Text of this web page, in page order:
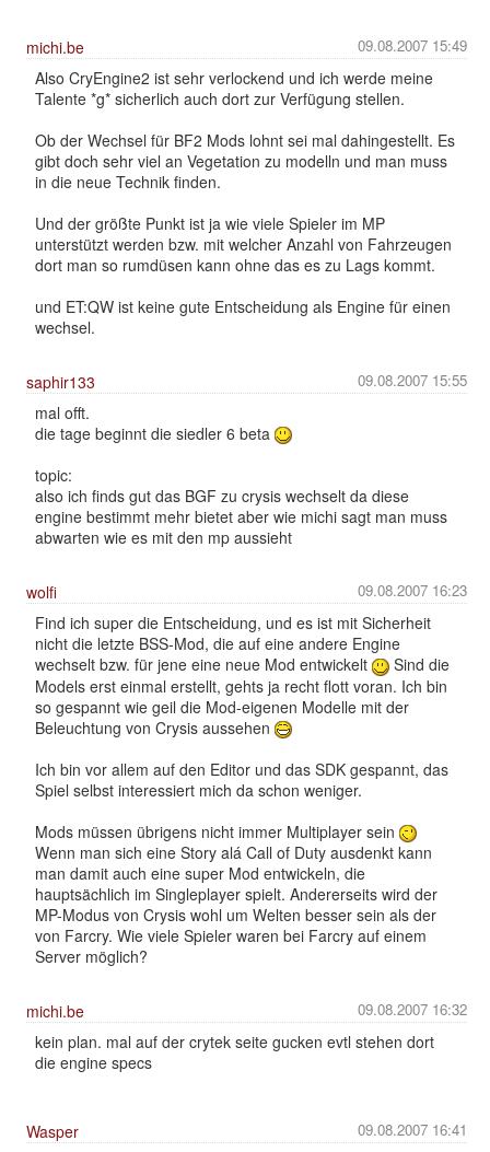
09.08.2007 15:49
michi.be
Also CryEngine2 ist sehr verlockend und ich werde meine
Talente *g* sicherlich auch dort zur Verfügung stellen.
Ob der Wechsel für BF2 Mods lohnt sei mal dahingestellt. Es
gibt doch sehr viel an Vegetation zu modelln und man muss
in die neue Technik finden.
Und der größte Punkt ist ja wie viele Spieler im MP
unterstützt werden bzw. mit welcher Anzahl von Fahrzeugen
dort man so rumdüsen kann ohne das es zu Lags kommt.
und ET:QW ist keine gute Entscheidung als Engine für einen
wechsel.
09.08.2007 15:55
saphir133
mal offt.
die tage beginnt die siedler 6 beta
topic:
also ich finds gut das BGF zu crysis wechselt da diese
engine bestimmt mehr bietet aber wie michi sagt man muss
abwarten wie es mit den mp aussieht
09.08.2007 16:23
wolfi
Find ich super die Entscheidung, und es ist mit Sicherheit
nicht die letzte BSS-Mod, die auf eine andere Engine
wechselt bzw. für jene eine neue Mod entwickelt
Sind die
Models erst einmal erstellt, gehts ja recht flott voran. Ich bin
so gespannt wie geil die Mod-eigenen Modelle mit der
Beleuchtung von Crysis aussehen
Ich bin vor allem auf den Editor und das SDK gespannt, das
Spiel selbst interessiert mich da schon weniger.
Mods müssen übrigens nicht immer Multiplayer sein
Wenn man sich eine Story alá Call of Duty ausdenkt kann
man damit auch eine super Mod entwickeln, die
hauptsächlich im Singleplayer spielt. Andererseits wird der
MP-Modus von Crysis wohl um Welten besser sein als der
von Farcry. Wie viele Spieler waren bei Farcry auf einem
Server möglich?
09.08.2007 16:32
michi.be
kein plan. mal auf der crytek seite gucken evtl stehen dort
die engine specs
09.08.2007 16:41
Wasper